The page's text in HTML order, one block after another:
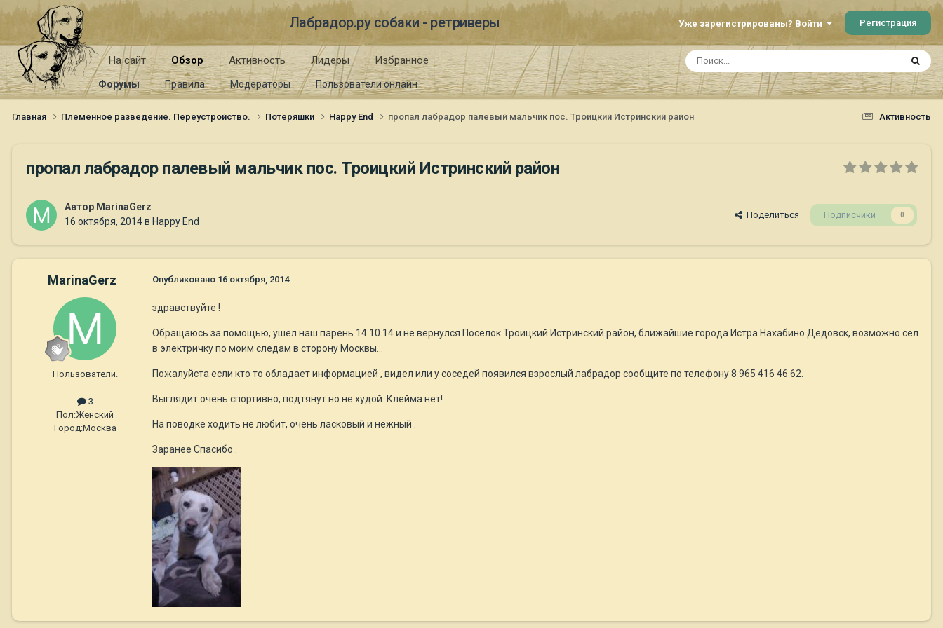
Лабрадор.ру собаки - ретриверы Уже зарегистрированы? Войти Регистрация
На сайт Обзор
Форумы Правила Модераторы Пользователи онлайн
Активность Лидеры Избранное
Активность
Главная Племенное разведение. Переустройство. Потеряшки Happy End пропал лабрадор палевый мальчик пос. Троицкий Истринский район
пропал лабрадор палевый мальчик пос. Троицкий Истринский район
Автор MarinaGerz
16 октября, 2014в Happy End
Поделиться Подписчики 0
MarinaGerz
Пользователи.
3
Пол:Женский
Город:Москва
Опубликовано 16 октября, 2014
здравствуйте !
Обращаюсь за помощью, ушел наш парень 14.10.14 и не вернулся Посёлок Троицкий Истринский район, ближайшие города Истра Нахабино Дедовск, возможно сел
в электричку по моим следам в сторону Москвы...
Пожалуйста если кто то обладает информацией , видел или у соседей появился взрослый лабрадор сообщите по телефону 8 965 416 46 62.
Выглядит очень спортивно, подтянут но не худой. Клейма нет!
На поводке ходить не любит, очень ласковый и нежный .
Заранее Спасибо .